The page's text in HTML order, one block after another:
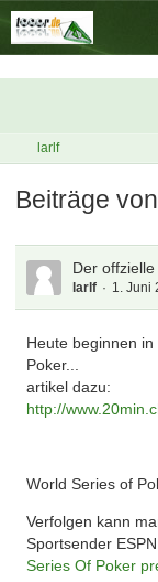
larlf
Beiträge
Der
larlf 1. Juni
Heute beginnen
Poker...
artikel dazu:
http://
World Series of
Verfolgen kann
Sportsender
Series Of Poker